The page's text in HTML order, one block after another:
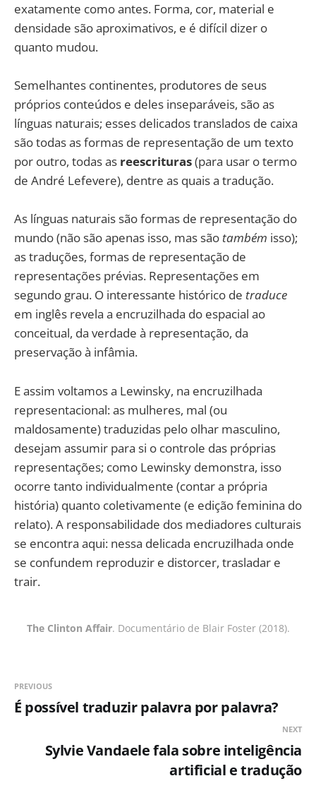
exatamente como antes. Forma, cor, material e
densidade são aproximativos, e é difícil dizer o
quanto mudou.
Semelhantes continentes, produtores de seus
próprios conteúdos e deles inseparáveis, são as
línguas naturais; esses delicados translados de caixa
são todas as formas de representação de um texto
por outro, todas as reescrituras(para usar o termo
de André Lefevere), dentre as quais a tradução.
As línguas naturais são formas de representação do
mundo (não são apenas isso, mas são também isso);
as traduções, formas de representação de
representações prévias. Representações em
segundo grau. O interessante histórico de traduce
em inglês revela a encruzilhada do espacial ao
conceitual, da verdade à representação, da
preservação à infâmia.
E assim voltamos a Lewinsky, na encruzilhada
representacional: as mulheres, mal (ou
maldosamente) traduzidas pelo olhar masculino,
desejam assumir para si o controle das próprias
representações; como Lewinsky demonstra, isso
ocorre tanto individualmente (contar a própria
história) quanto coletivamente (e edição feminina do
relato). A responsabilidade dos mediadores culturais
se encontra aqui: nessa delicada encruzilhada onde
se confundem reproduzir e distorcer, trasladar e
trair.
The Clinton Affair. Documentário de Blair Foster (2018).
PREVIOUS
É possível traduzir palavra por palavra?
NEXT
Sylvie Vandaele fala sobre inteligência
artificial e tradução